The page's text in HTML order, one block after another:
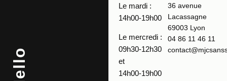
Le mardi :
14h00-19h00
Le mercredi :
09h30-12h30
et
14h00-19h00
36 avenue
Lacassagne
69003 Lyon
04 86 11 46 11
Hello